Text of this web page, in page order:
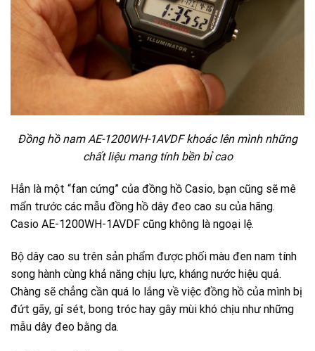
Đồng hồ nam AE-1200WH-1AVDF khoác lên mình những
chất liệu mang tính bền bỉ cao
Hẳn là một “fan cứng” của đồng hồ Casio, bạn cũng sẽ mê
mẩn trước các mẫu đồng hồ dây đeo cao su của hãng.
Casio AE-1200WH-1AVDF cũng không là ngoại lệ.
Bộ dây cao su trên sản phẩm được phối màu đen nam tính
song hành cùng khả năng chịu lực, kháng nước hiệu quả.
Chàng sẽ chẳng cần quá lo lắng về việc đồng hồ của mình bị
đứt gãy, gỉ sét, bong tróc hay gây mùi khó chịu như những
mẫu dây đeo bằng da.